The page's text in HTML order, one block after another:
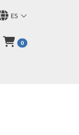
ES
0